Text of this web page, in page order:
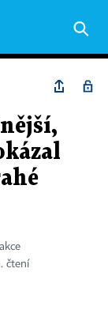
čtení